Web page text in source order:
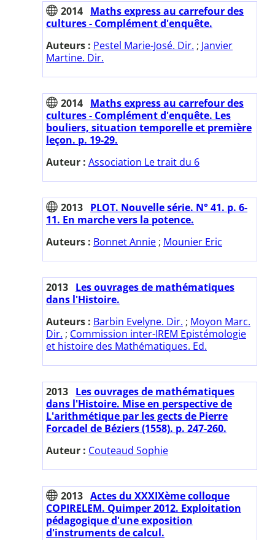
2014 Maths express au carrefour des
cultures - Complément d'enquête.
Auteurs : Pestel Marie-José. Dir. ; Janvier
Martine. Dir.
2014 Maths express au carrefour des
cultures - Complément d'enquête. Les
bouliers, situation temporelle et première
leçon. p. 19-29.
Auteur : Association Le trait du 6
2013 PLOT. Nouvelle série. N° 41. p. 6-
11. En marche vers la potence.
Auteurs : Bonnet Annie ; Mounier Eric
2013 Les ouvrages de mathématiques
dans l'Histoire.
Auteurs : Barbin Evelyne. Dir. ; Moyon Marc.
Dir. ; Commission inter-IREM Epistémologie
et histoire des Mathématiques. Ed.
2013 Les ouvrages de mathématiques
dans l'Histoire. Mise en perspective de
L'arithmétique par les gects de Pierre
Forcadel de Béziers (1558). p. 247-260.
Auteur : Couteaud Sophie
2013 Actes du XXXIXème colloque
COPIRELEM. Quimper 2012. Exploitation
pédagogique d'une exposition
d'instruments de calcul.